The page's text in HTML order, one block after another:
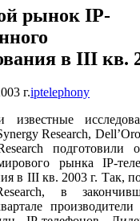
рынок IP-
в III кв.
г.iptelephony
Research,
подготовили
рынка IP-
в III кв. 2003 г. Tак,
в